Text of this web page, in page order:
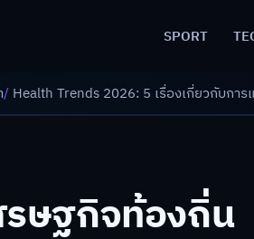
SPORT
5 เรื่องเกี่ยวกับการแพทย์ที่ควรรู้/ดอก
ษฐกิจท้องถิ่น